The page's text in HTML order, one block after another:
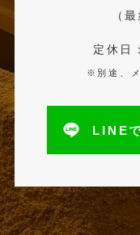
（
定休日
※別途、
LINE